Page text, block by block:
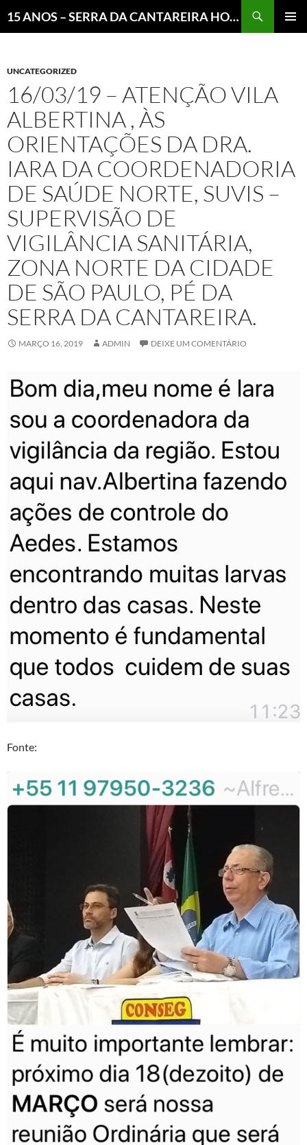
15 ANOS – SERRA DA CANTAREIRA HOJE E COTIDIANO DO BRASIL E DO MUNDO
UNCATEGORIZED
16/03/19 – ATENÇÃO VILA
ALBERTINA , ÀS
ORIENTAÇÕES DA DRA.
IARA DA COORDENADORIA
DE SAÚDE NORTE, SUVIS –
SUPERVISÃO DE
VIGILÂNCIA SANITÁRIA,
ZONA NORTE DA CIDADE
DE SÃO PAULO, PÉ DA
SERRA DA CANTAREIRA.
MARÇO 16, 2019 ADMIN DEIXE UM COMENTÁRIO
Fonte: